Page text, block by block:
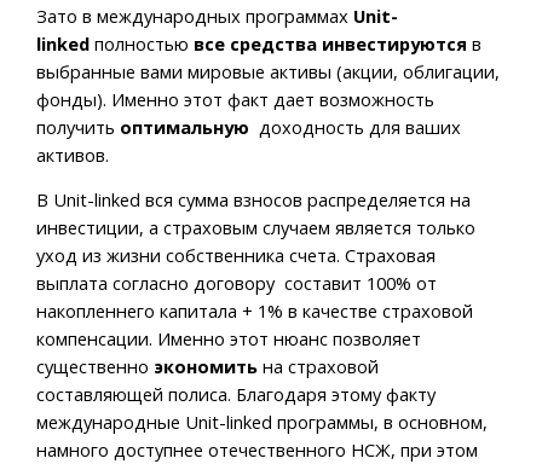
Зато в международных программах Unit-
linked полностью все средства инвестируются в
выбранные вами мировые активы (акции, облигации,
фонды). Именно этот факт дает возможность
получить оптимальную доходность для ваших
активов.
В Unit-linked вся сумма взносов распределяется на
инвестиции, а страховым случаем является только
уход из жизни собственника счета. Страховая
выплата согласно договору составит 100% от
накопленнего капитала + 1% в качестве страховой
компенсации. Именно этот нюанс позволяет
существенно экономить на страховой
составляющей полиса. Благодаря этому факту
международные Unit-linked программы, в основном,
намного доступнее отечественного НСЖ, при этом